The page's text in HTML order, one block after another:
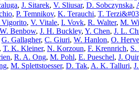
, J. Sitarek, V. Sliusar, D. Sobczynska,
, P. Temnikov, K. Terauchi, T.
Vigorito, V. Vitale, I. Vovk, R. Walter, M.
W. Benbow, J. H. Buckley, Y. Chen, J. L.
G. Gallagher, C. Giuri, W. Hanlon, O.
, T. K. Kleiner, N. Korzoun, F. Krennrich, S.
, R. A. Ong, M. Pohl, E. Pueschel, J.
, M. Splettstoesser, D. Tak, A. K. Talluri,